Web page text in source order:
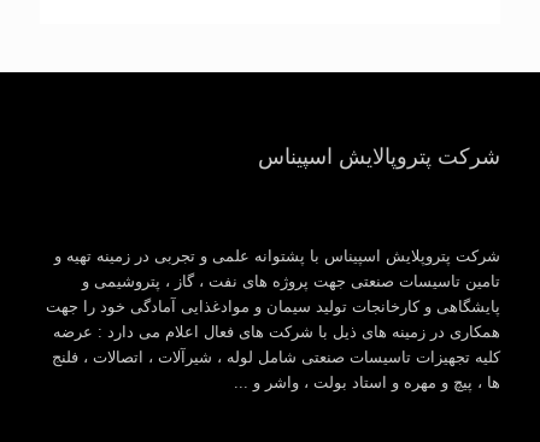
شرکت پتروپالایش اسپیناس
شرکت پتروپلایش اسپیناس با پشتوانه علمی و تجربی در زمینه تهیه و
تامین تاسیسات صنعتی جهت پروژه های نفت ، گاز ، پتروشیمی و
پایشگاهی و کارخانجات تولید سیمان و موادغذایی آمادگی خود را جهت
همکاری در زمینه های ذیل با شرکت های فعال اعلام می دارد : عرضه
کلیه تجهیزات تاسیسات صنعتی شامل لوله ، شیرآلات ، اتصالات ، فلنج
ها ، پیچ و مهره و استاد بولت ، واشر و ...